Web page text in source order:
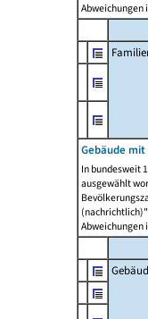
Abweichungen
Gebäude
In bundesweit
ausgewählt
Abweichungen